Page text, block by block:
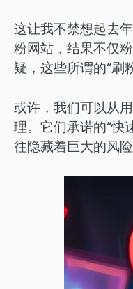
这让我不禁想起去
粉网站，结果不仅
疑，这些所谓的“刷
或许，我们可以从
理。它们承诺的“快
往隐藏着巨大的风险